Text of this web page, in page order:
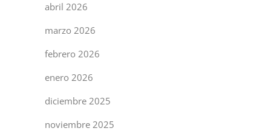
abril 2026
marzo 2026
febrero 2026
enero 2026
diciembre 2025
noviembre 2025